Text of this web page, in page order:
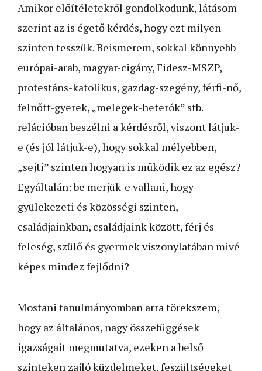
Amikor előítéletekről gondolkodunk, látásom
szerint az is égető kérdés, hogy ezt milyen
szinten tesszük. Beismerem, sokkal könnyebb
európai-arab, magyar-cigány, Fidesz-MSZP,
protestáns-katolikus, gazdag-szegény, férfi-nő,
felnőtt-gyerek, „melegek-heterók” stb.
relációban beszélni a kérdésről, viszont látjuk-
e (és jól látjuk-e), hogy sokkal mélyebben,
„sejti” szinten hogyan is működik ez az egész?
Egyáltalán: be merjük-e vallani, hogy
gyülekezeti és közösségi szinten,
családjainkban, családjaink között, férj és
feleség, szülő és gyermek viszonylatában mivé
képes mindez fejlődni?
Mostani tanulmányomban arra törekszem,
hogy az általános, nagy összefüggések
igazságait megmutatva, ezeken a belső
szinteken zajló küzdelmeket, feszültségeket